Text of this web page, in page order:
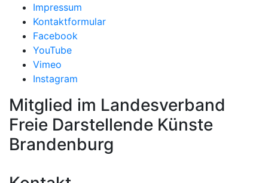
Impressum
Kontaktformular
Facebook
YouTube
Vimeo
Instagram
Mitglied im Landesverband
Freie Darstellende Künste
Brandenburg